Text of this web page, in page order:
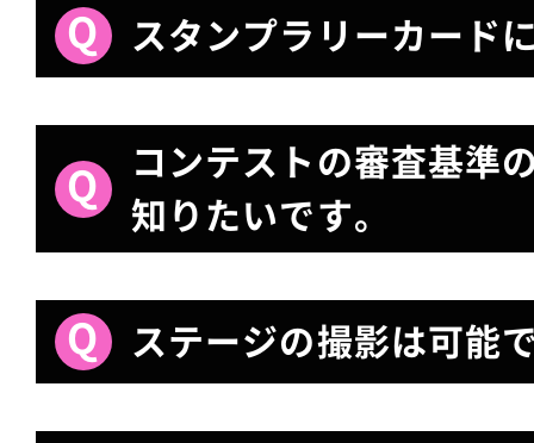
スタンプラリーカード
コンテストの審査基準
知りたいです。
ステージの撮影は可能